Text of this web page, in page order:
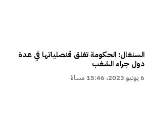
السنغال: الحكومة تغلق قنصلياتها في عدة
دول جراء الشغب
6 يونيو 2023، 15:46 مساءً